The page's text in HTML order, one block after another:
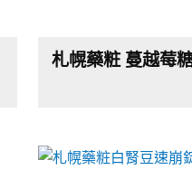
札幌藥粧 蔓越莓